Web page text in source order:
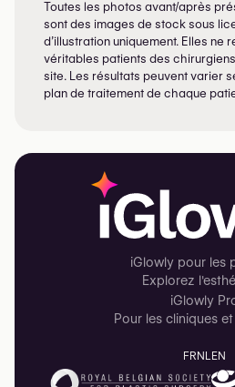
Toutes les photos avant/après
sont des images de stock sous
d’illustration uniquement. Elles ne
véritables patients des
site. Les résultats peuvent varier
plan de traitement de chaque
iGlowly pour les
Explorez
iGlowly
Pour les cliniques
FRNLEN